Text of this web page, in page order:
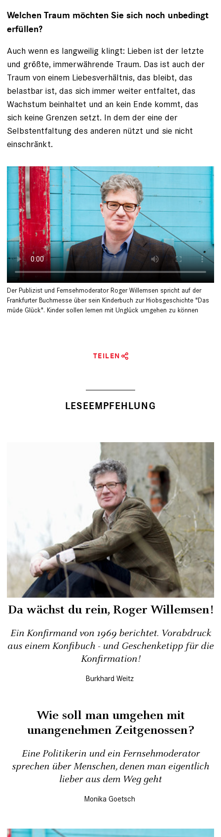
Welchen Traum möchten Sie sich noch unbedingt
erfüllen?
Auch wenn es langweilig klingt: Lieben ist der letzte
und größte, immerwährende Traum. Das ist auch der
Traum von einem Liebesverhältnis, das bleibt, das
belastbar ist, das sich immer weiter entfaltet, das
Wachstum beinhaltet und an kein Ende kommt, das
sich keine Grenzen setzt. In dem der eine der
Selbstentfaltung des anderen nützt und sie nicht
einschränkt.
Der Publizist und Fernsehmoderator Roger Willemsen spricht auf der
Frankfurter Buchmesse über sein Kinderbuch zur Hiobsgeschichte "Das
müde Glück". Kinder sollen lernen mit Unglück umgehen zu können
TEILEN
LESEEMPFEHLUNG
Da wächst du rein, Roger Willemsen!
Ein Konfirmand von 1969 berichtet. Vorabdruck
aus einem Konfibuch - und Geschenketipp für die
Konfirmation!
Burkhard Weitz
Wie soll man umgehen mit
unangenehmen Zeitgenossen?
Eine Politikerin und ein Fernsehmoderator
sprechen über Menschen, denen man eigentlich
lieber aus dem Weg geht
Monika Goetsch